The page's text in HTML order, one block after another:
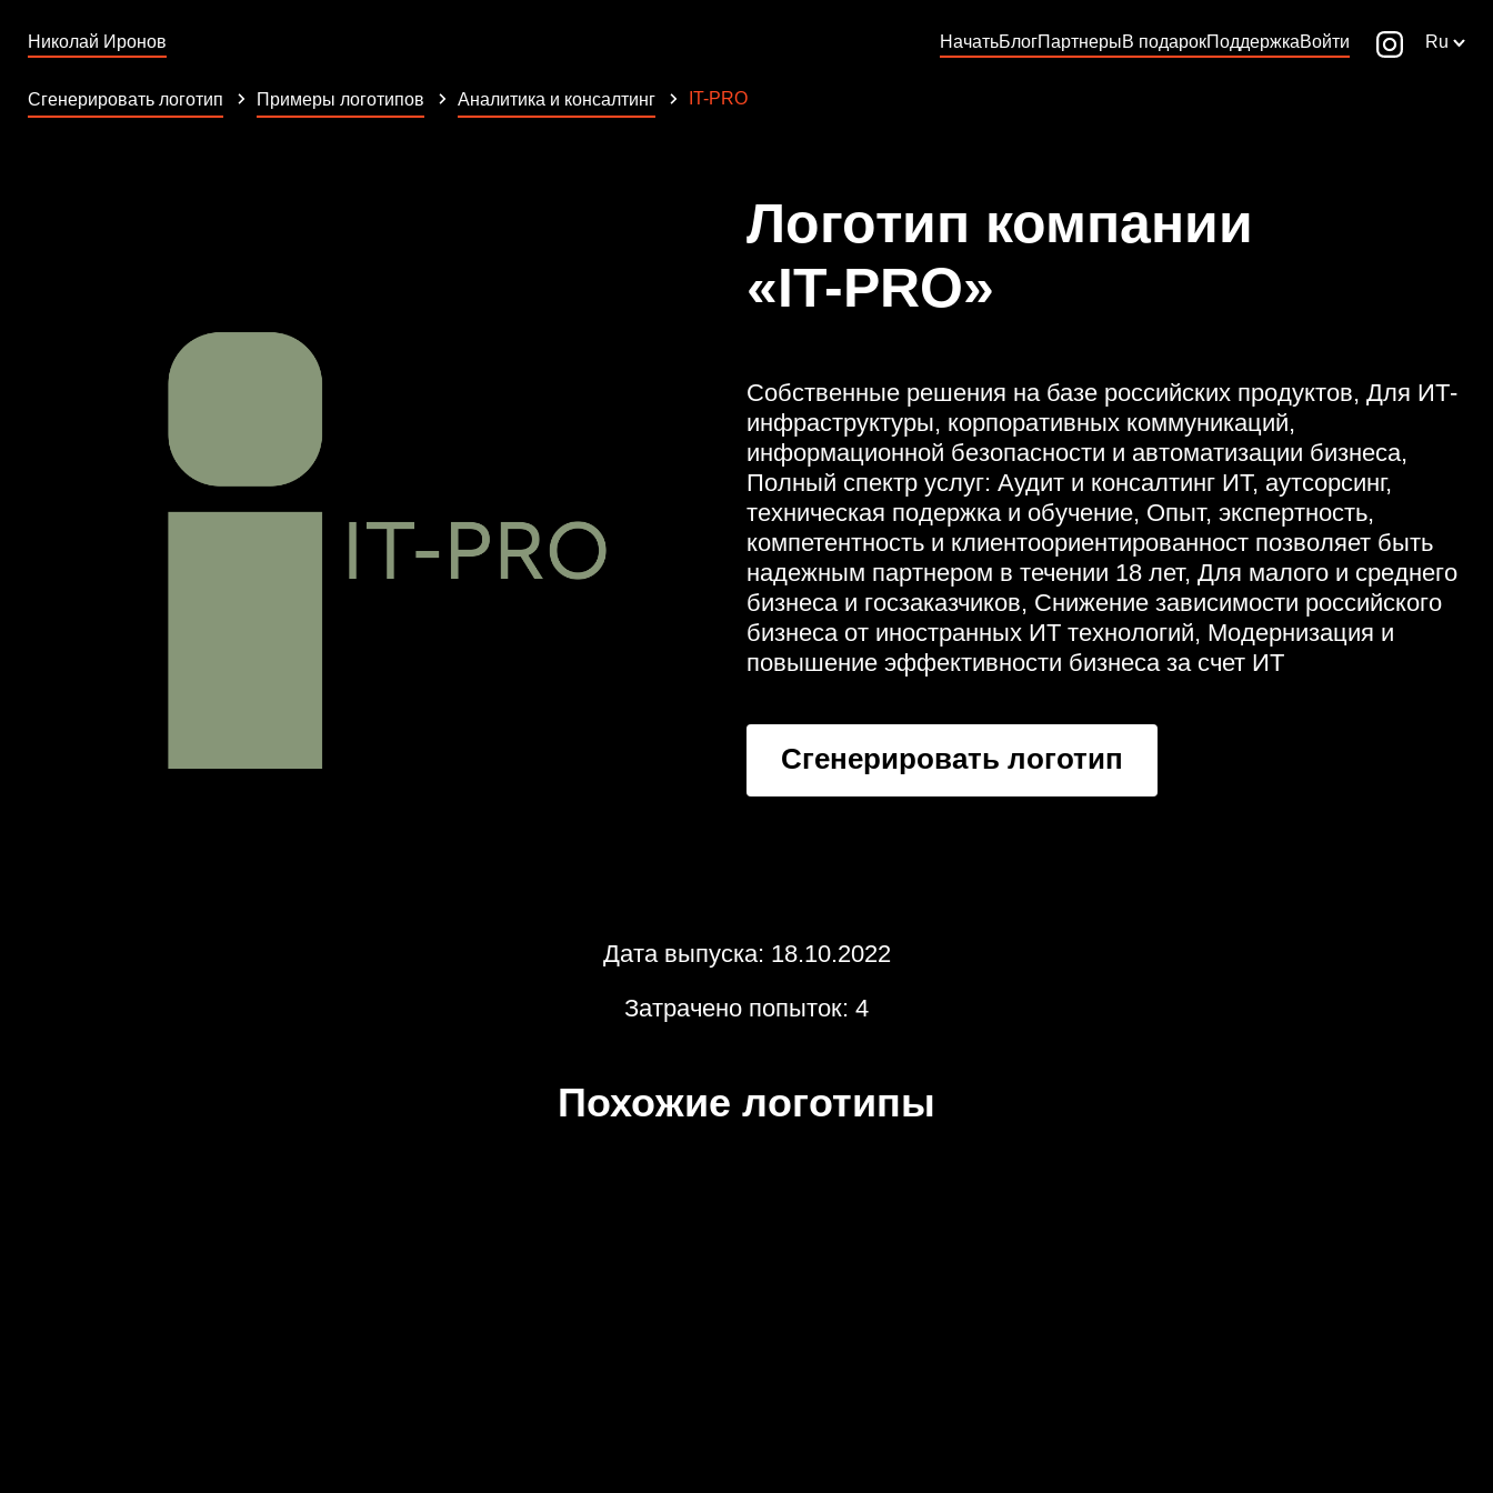
Николай Иронов НачатьБлогПартнерыВ подарокПоддержкаВойти Ru
Сгенерировать логотип Примеры логотипов Аналитика и консалтинг IT-PRO
Логотип компании
«IT-PRO»
Собственные решения на базе российских продуктов, Для ИТ-
инфраструктуры, корпоративных коммуникаций,
информационной безопасности и автоматизации бизнеса,
Полный спектр услуг: Аудит и консалтинг ИТ, аутсорсинг,
техническая подержка и обучение, Опыт, экспертность,
компетентность и клиентоориентированност позволяет быть
надежным партнером в течении 18 лет, Для малого и среднего
бизнеса и госзаказчиков, Снижение зависимости российского
бизнеса от иностранных ИТ технологий, Модернизация и
повышение эффективности бизнеса за счет ИТ
Сгенерировать логотип
Дата выпуска: 18.10.2022
Затрачено попыток: 4
Похожие логотипы